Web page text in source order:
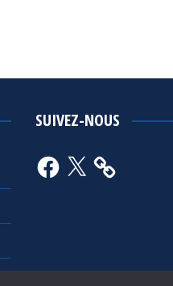
SUIVEZ-NOUS
Facebook
X